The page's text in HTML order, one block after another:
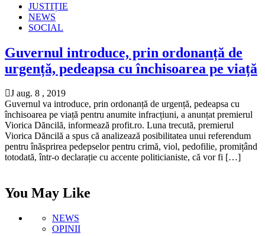
JUSTIȚIE
NEWS
SOCIAL
Guvernul introduce, prin ordonanță de
urgență, pedeapsa cu închisoarea pe viață
J aug. 8 , 2019
Guvernul va introduce, prin ordonanță de urgență, pedeapsa cu
închisoarea pe viață pentru anumite infracțiuni, a anunțat premierul
Viorica Dăncilă, informează profit.ro. Luna trecută, premierul
Viorica Dăncilă a spus că analizează posibilitatea unui referendum
pentru înăsprirea pedepselor pentru crimă, viol, pedofilie, promițând
totodată, într-o declarație cu accente politicianiste, că vor fi […]
You May Like
NEWS
OPINII